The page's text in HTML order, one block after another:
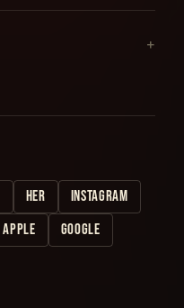
HER
INSTAGRAM
APPLE
GOOGLE